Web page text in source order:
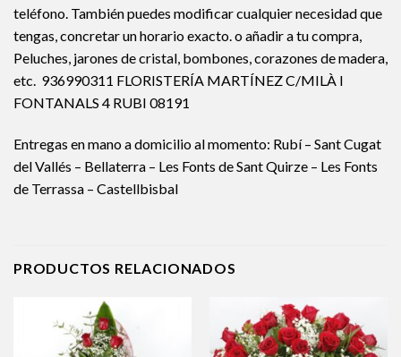
teléfono. También puedes modificar cualquier necesidad que
tengas, concretar un horario exacto. o añadir a tu compra,
Peluches, jarones de cristal, bombones, corazones de madera,
etc. 936990311 FLORISTERÍA MARTÍNEZ C/MILÀ I
FONTANALS 4 RUBI 08191
Entregas en mano a domicilio al momento: Rubí – Sant Cugat
del Vallés – Bellaterra – Les Fonts de Sant Quirze – Les Fonts
de Terrassa – Castellbisbal
PRODUCTOS RELACIONADOS